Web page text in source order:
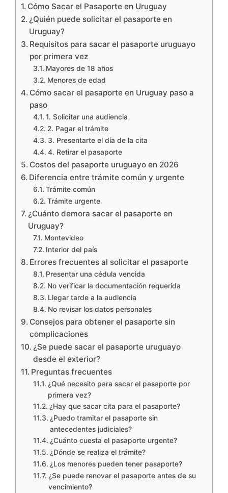
Cómo Sacar el Pasaporte en Uruguay
¿Quién puede solicitar el pasaporte en
Uruguay?
Requisitos para sacar el pasaporte uruguayo
por primera vez
Mayores de 18 años
Menores de edad
Cómo sacar el pasaporte en Uruguay paso a
paso
1. Solicitar una audiencia
2. Pagar el trámite
3. Presentarte el día de la cita
4. Retirar el pasaporte
Costos del pasaporte uruguayo en 2026
Diferencia entre trámite común y urgente
Trámite común
Trámite urgente
¿Cuánto demora sacar el pasaporte en
Uruguay?
Montevideo
Interior del país
Errores frecuentes al solicitar el pasaporte
Presentar una cédula vencida
No verificar la documentación requerida
Llegar tarde a la audiencia
No revisar los datos personales
Consejos para obtener el pasaporte sin
complicaciones
¿Se puede sacar el pasaporte uruguayo
desde el exterior?
Preguntas frecuentes
¿Qué necesito para sacar el pasaporte por
primera vez?
¿Hay que sacar cita para el pasaporte?
¿Puedo tramitar el pasaporte sin
antecedentes judiciales?
¿Cuánto cuesta el pasaporte urgente?
¿Dónde se realiza el trámite?
¿Los menores pueden tener pasaporte?
¿Se puede renovar el pasaporte antes de su
vencimiento?